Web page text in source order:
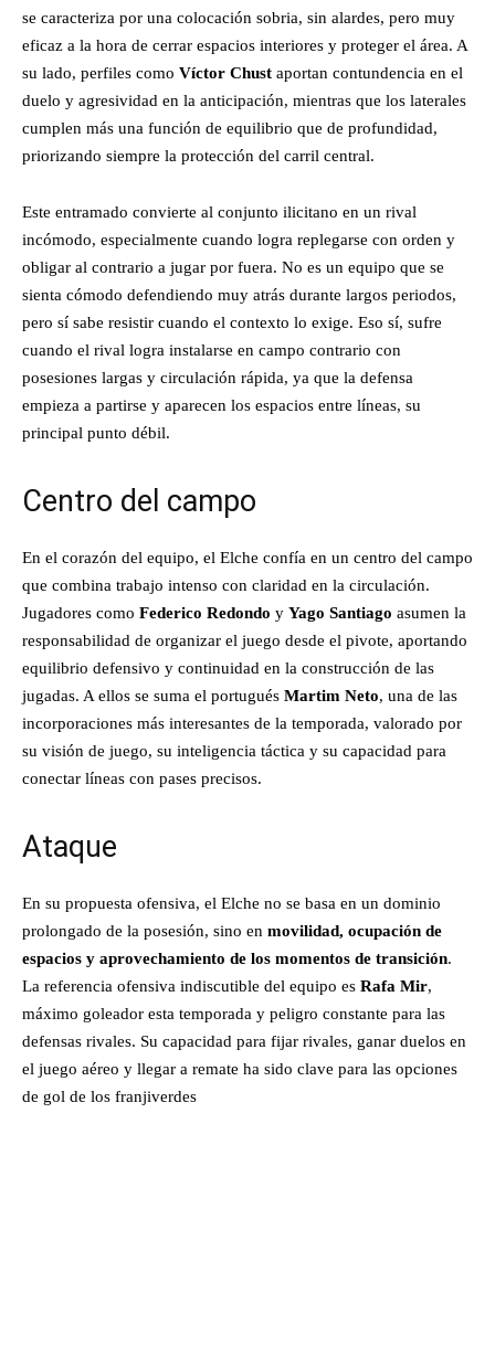
se caracteriza por una colocación sobria, sin alardes, pero muy
eficaz a la hora de cerrar espacios interiores y proteger el área. A
su lado, perfiles como Víctor Chust aportan contundencia en el
duelo y agresividad en la anticipación, mientras que los laterales
cumplen más una función de equilibrio que de profundidad,
priorizando siempre la protección del carril central.
Este entramado convierte al conjunto ilicitano en un rival
incómodo, especialmente cuando logra replegarse con orden y
obligar al contrario a jugar por fuera. No es un equipo que se
sienta cómodo defendiendo muy atrás durante largos periodos,
pero sí sabe resistir cuando el contexto lo exige. Eso sí, sufre
cuando el rival logra instalarse en campo contrario con
posesiones largas y circulación rápida, ya que la defensa
empieza a partirse y aparecen los espacios entre líneas, su
principal punto débil.
Centro del campo
En el corazón del equipo, el Elche confía en un centro del campo
que combina trabajo intenso con claridad en la circulación.
Jugadores como Federico Redondo y Yago Santiago asumen la
responsabilidad de organizar el juego desde el pivote, aportando
equilibrio defensivo y continuidad en la construcción de las
jugadas. A ellos se suma el portugués Martim Neto, una de las
incorporaciones más interesantes de la temporada, valorado por
su visión de juego, su inteligencia táctica y su capacidad para
conectar líneas con pases precisos.
Ataque
En su propuesta ofensiva, el Elche no se basa en un dominio
prolongado de la posesión, sino en movilidad, ocupación de
espacios y aprovechamiento de los momentos de transición.
La referencia ofensiva indiscutible del equipo es Rafa Mir,
máximo goleador esta temporada y peligro constante para las
defensas rivales. Su capacidad para fijar rivales, ganar duelos en
el juego aéreo y llegar a remate ha sido clave para las opciones
de gol de los franjiverdes